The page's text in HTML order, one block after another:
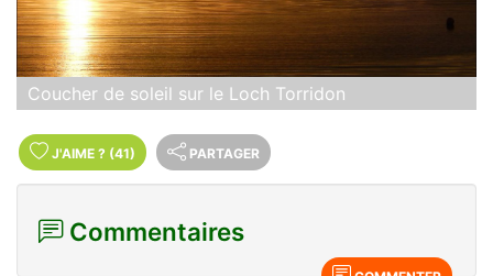
Coucher de soleil sur le Loch Torridon
J'AIME ? (41) PARTAGER
Commentaires